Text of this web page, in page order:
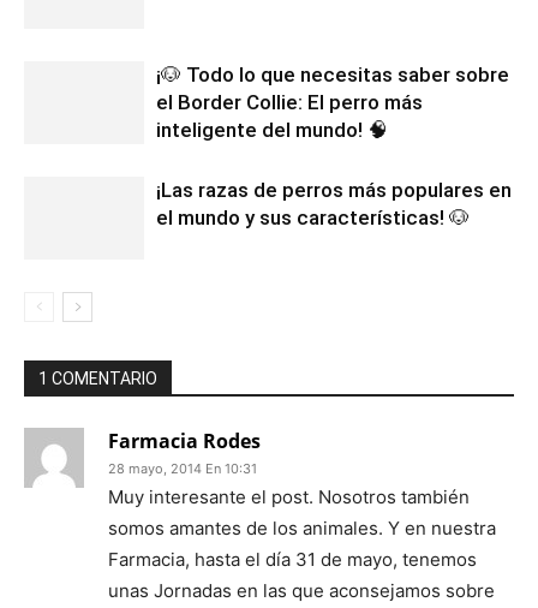
¡🐶 Todo lo que necesitas saber sobre
el Border Collie: El perro más
inteligente del mundo! 🧠
¡Las razas de perros más populares en
el mundo y sus características! 🐶
1 COMENTARIO
Farmacia Rodes
28 mayo, 2014 En 10:31
Muy interesante el post. Nosotros también
somos amantes de los animales. Y en nuestra
Farmacia, hasta el día 31 de mayo, tenemos
unas Jornadas en las que aconsejamos sobre